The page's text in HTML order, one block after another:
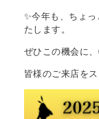
✨今年も、ちょ
たします。
ぜひこの機会に
皆様のご来店を